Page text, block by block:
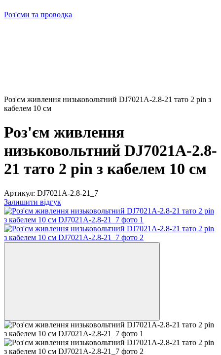
Роз'єми та проводка
Роз'єм живлення низьковольтний DJ7021A-2.8-21 тато 2 pin з
кабелем 10 см
Роз'єм живлення
низьковольтний DJ7021A-2.8-
21 тато 2 pin з кабелем 10 см
Артикул: DJ7021A-2.8-21_7
Залишити відгук